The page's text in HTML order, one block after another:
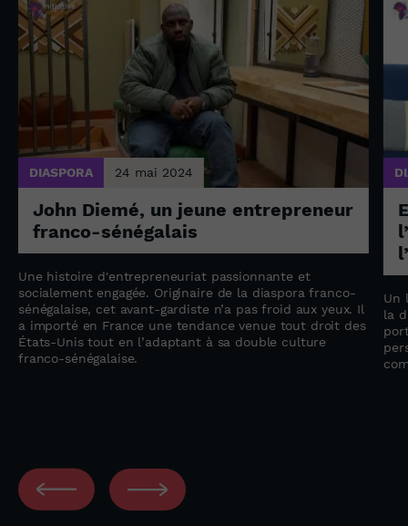
DIASPORA 24 mai 2024
John Diemé, un jeune entrepreneur
franco-sénégalais
Une histoire d'entrepreneuriat passionnante et
socialement engagée. Originaire de la diaspora franco-
sénégalaise, cet avant-gardiste n’a pas froid aux yeux. Il
a importé en France une tendance venue tout droit des
États-Unis tout en l’adaptant à sa double culture
franco-sénégalaise.
Un
la